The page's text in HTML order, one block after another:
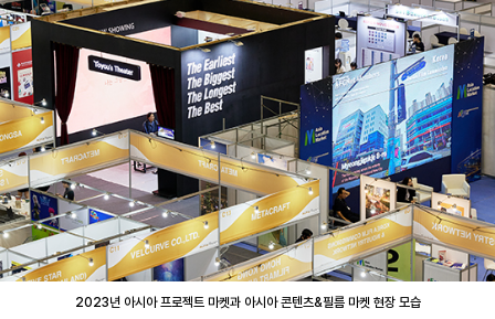
2023년 아시아 프로젝트 마켓과 아시아 콘텐츠&필름 마켓 현장 모습